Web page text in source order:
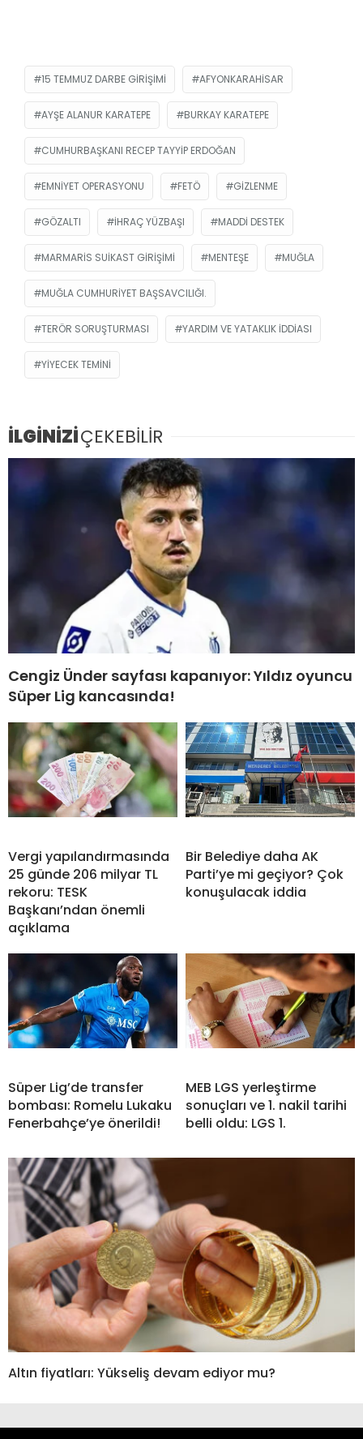
15 TEMMUZ DARBE GIRIŞIMI AFYONKARAHISAR
AYŞE ALANUR KARATEPE BURKAY KARATEPE
CUMHURBAŞKANI RECEP TAYYIP ERDOĞAN
EMNIYET OPERASYONU FETÖ GIZLENME
GÖZALTI IHRAÇ YÜZBAŞI MADDI DESTEK
MARMARIS SUIKAST GIRIŞIMI MENTEŞE MUĞLA
MUĞLA CUMHURIYET BAŞSAVCILIĞI.
TERÖR SORUŞTURMASI YARDIM VE YATAKLIK IDDIASI
YIYECEK TEMINI
İLGİNİZİÇEKEBİLİR
Cengiz Ünder sayfası kapanıyor: Yıldız oyuncu
Süper Lig kancasında!
Vergi yapılandırmasında
25 günde 206 milyar TL
rekoru: TESK
Başkanı’ndan önemli
açıklama
Bir Belediye daha AK
Parti’ye mi geçiyor? Çok
konuşulacak iddia
Süper Lig’de transfer
bombası: Romelu Lukaku
Fenerbahçe’ye önerildi!
MEB LGS yerleştirme
sonuçları ve 1. nakil tarihi
belli oldu: LGS 1.
Altın fiyatları: Yükseliş devam ediyor mu?